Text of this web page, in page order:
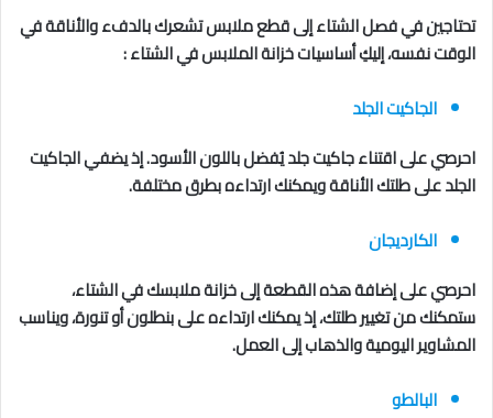
تحتاجين في فصل الشتاء إلى قطع ملابس تشعرك بالدفء والأناقة في
الوقت نفسه، إليكِ أساسيات خزانة الملابس في الشتاء :
الجاكيت الجلد
احرصي على اقتناء جاكيت جلد يُفضل باللون الأسود. إذ يضفي الجاكيت
الجلد على طلتك الأناقة ويمكنك ارتداءه بطرق مختلفة.
الكارديجان
احرصي على إضافة هذه القطعة إلى خزانة ملابسك في الشتاء،
ستمكنك من تغيير طلتك، إذ يمكنك ارتداءه على بنطلون أو تنورة، ويناسب
المشاوير اليومية والذهاب إلى العمل.
البالطو